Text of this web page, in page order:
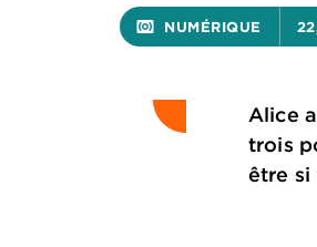
surround_sound NUMÉRIQUE
Alice
trois
être si